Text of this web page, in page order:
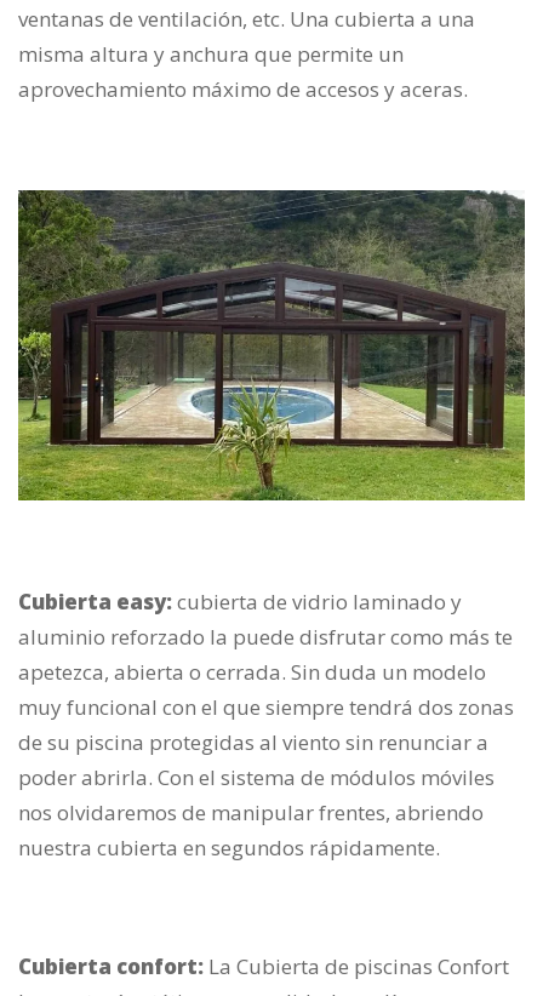
ventanas de ventilación, etc. Una cubierta a una
misma altura y anchura que permite un
aprovechamiento máximo de accesos y aceras.
Cubierta easy:cubierta de vidrio laminado y
aluminio reforzado la puede disfrutar como más te
apetezca, abierta o cerrada. Sin duda un modelo
muy funcional con el que siempre tendrá dos zonas
de su piscina protegidas al viento sin renunciar a
poder abrirla. Con el sistema de módulos móviles
nos olvidaremos de manipular frentes, abriendo
nuestra cubierta en segundos rápidamente.
Cubierta confort: La Cubierta de piscinas Confort